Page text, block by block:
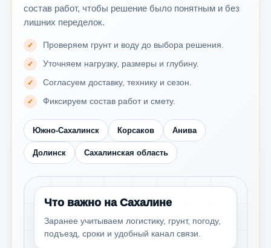
состав работ, чтобы решение было понятным и без
лишних переделок.
Проверяем грунт и воду до выбора решения.
Уточняем нагрузку, размеры и глубину.
Согласуем доставку, технику и сезон.
Фиксируем состав работ и смету.
Южно-Сахалинск Корсаков Анива
Долинск Сахалинская область
Что важно на Сахалине
Заранее учитываем логистику, грунт, погоду,
подъезд, сроки и удобный канал связи.